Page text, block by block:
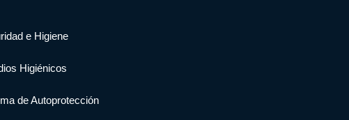
e Higiene
Higiénicos
de Autoprotección